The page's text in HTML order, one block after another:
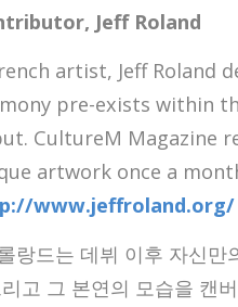
Jeff Roland
artist, Jeff Roland
pre-exists within
CultureM Magazine
artwork once a
www.jeffroland.org/
랑드는 데뷔 이후 자신만
고 그 본연의 모습을 캔